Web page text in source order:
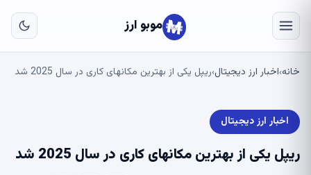
موبو ارز
خانه›اخبار ارز دیجیتال›ریپل یکی از بهترین مکانهای کاری در سال 2025 شد
اخبار ارز دیجیتال
ریپل یکی از بهترین مکانهای کاری در سال 2025 شد